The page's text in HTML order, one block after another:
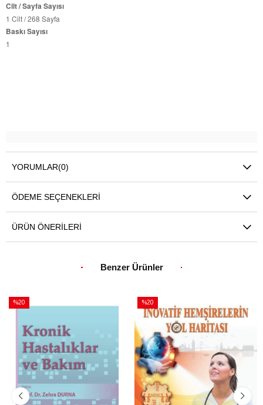
Cilt / Sayfa Sayısı
1 Cilt / 268 Sayfa
Baskı Sayısı
1
YORUMLAR(0)
ÖDEME SEÇENEKLERI
ÜRÜN ÖNERILERI
Benzer Ürünler
%20
%20İndirim
%20
İndirim
%20İndirim